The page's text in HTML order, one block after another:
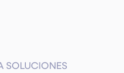
para ti?